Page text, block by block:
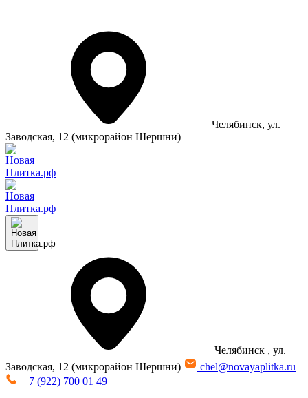
Челябинск, ул.
Заводская, 12 (микрорайон Шершни)
Челябинск , ул.
Заводская, 12 (микрорайон Шершни)
chel@novayaplitka.ru
+ 7 (922) 700 01 49